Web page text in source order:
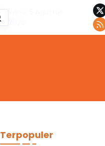
Rabu, 5 Agustus
Terpopuler